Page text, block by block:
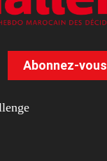
Abonnez-vous